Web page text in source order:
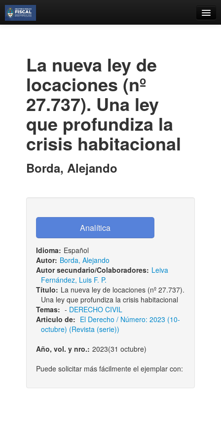
Estantes Virtuales
Contacto
Iniciar sesión
La nueva ley de
locaciones (nº
27.737). Una ley
que profundiza la
crisis habitacional
Borda, Alejando
Idioma: Español
Autor: Borda, Alejando
Autor secundario/Colaboradores: Leiva
Fernández, Luis F. P.
Título: La nueva ley de locaciones (nº 27.737).
Una ley que profundiza la crisis habitacional
Temas: - DERECHO CIVIL
Articulo de: El Derecho / Número: 2023 (10-
octubre) (Revista (serie))
Año, vol. y nro.: 2023(31 octubre)
Puede solicitar más fácilmente el ejemplar con: